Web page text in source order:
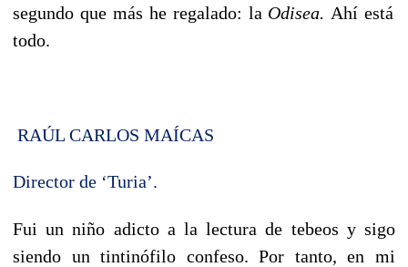
segundo que más he regalado: la Odisea.Ahí está
todo.
RAÚL CARLOS MAÍCAS
Director de ‘Turia’.
Fui un niño adicto a la lectura de tebeos y sigo
siendo un tintinófilo confeso. Por tanto, en mi